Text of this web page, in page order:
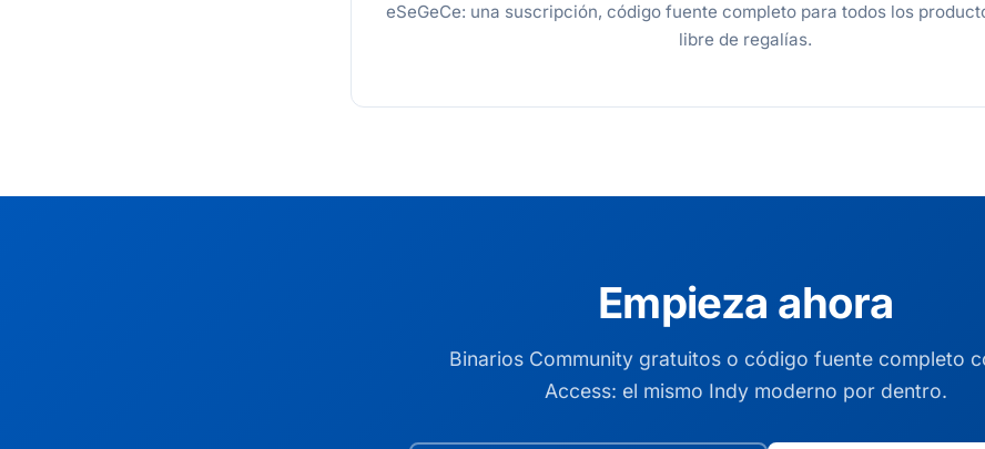
eSeGeCe: una suscripción, código fuente completo para todos los
libre de regalías.
Empieza ahora
Binarios Community gratuitos o código fuente completo
Access: el mismo Indy moderno por dentro.